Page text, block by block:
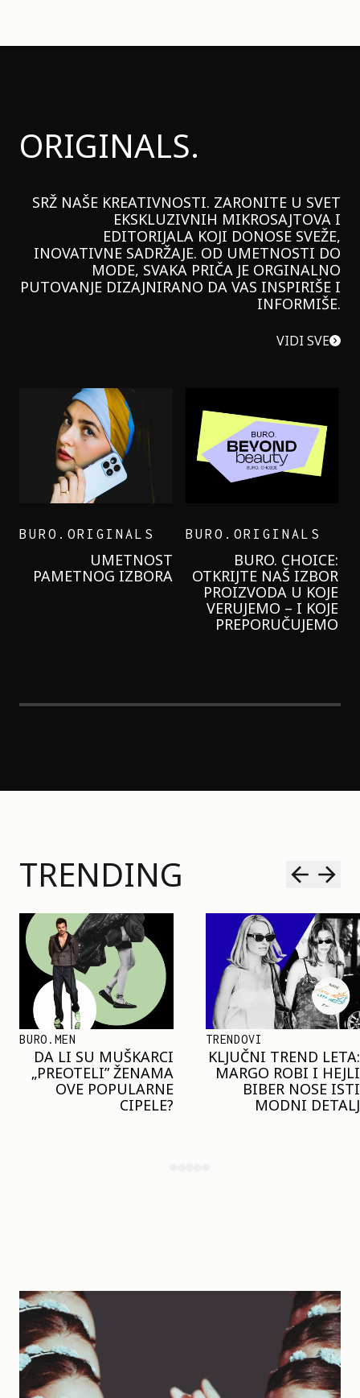
ORIGINALS.
SRŽ NAŠE KREATIVNOSTI. ZARONITE U SVET
EKSKLUZIVNIH MIKROSAJTOVA I
EDITORIJALA KOJI DONOSE SVEŽE,
INOVATIVNE SADRŽAJE. OD UMETNOSTI DO
MODE, SVAKA PRIČA JE ORGINALNO
PUTOVANJE DIZAJNIRANO DA VAS INSPIRIŠE I
INFORMIŠE.
VIDI SVE
GARNIER KREMU I
NIKADA NIŠTA
LAGANIJE NISAM
KORISTILA
TRENDING
TRENDOVI
KLJUČNI TREND LETA:
MARGO ROBI I HEJLI
BIBER NOSE ISTI
MODNI DETALJ
SHOPPING
JOŠ JE RANO ZA JAKNE
– ALI U RESERVED JE
STIGAO MODEL KOJI
ĆE BITI VELIKI TREND